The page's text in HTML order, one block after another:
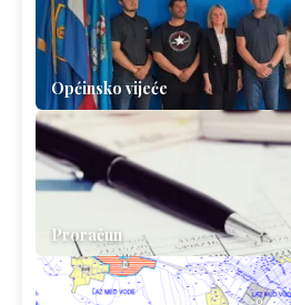
Općinsko vijeće
Proračun